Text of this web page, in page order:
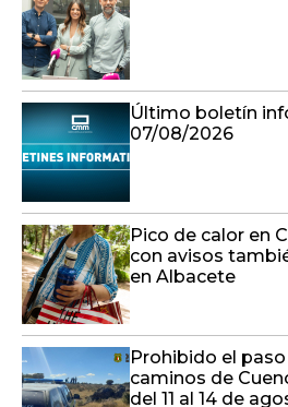
Último boletín
07/08/2026
Pico de calor en
con avisos
en Albacete
Prohibido el
caminos de
del 11 al 14 de